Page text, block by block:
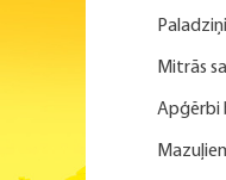
Paladziņi
Mitrās
Apģērbi